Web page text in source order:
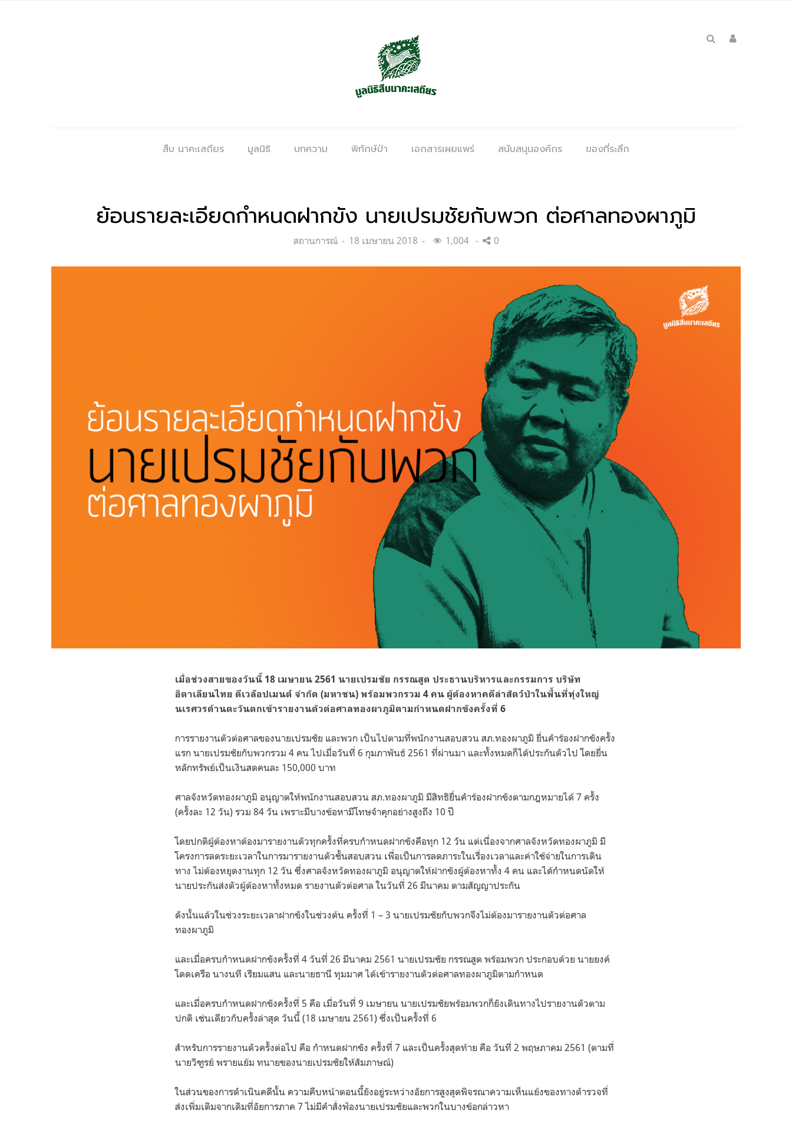
สืบ นาคะเสถียร มูลนิธิ บทความ พิทักษ์ป่า เอกสารเผยแพร่ สนับสนุนองค์กร ของที่ระลึก
ย้อนรายละเอียดกำหนดฝากขัง นายเปรมชัยกับพวก ต่อศาลทองผาภูมิ
Categories:
สถานการณ์
Posted
18 เมษายน 2018 1,004 0
เมื่อช่วงสายของวันนี้ 18 เมษายน 2561 นายเปรมชัย กรรณสูต ประธานบริหารและกรรมการ บริษัท
อิตาเลียนไทย ดีเวล๊อปเมนต์ จำกัด (มหาชน) พร้อมพวกรวม 4 คน ผู้ต้องหาคดีล่าสัตว์ป่าในพื้นที่ทุ่งใหญ่
นเรศวรด้านตะวันตกเข้ารายงานตัวต่อศาลทองผาภูมิตามกำหนดฝากขังครั้งที่ 6
การรายงานตัวต่อศาลของนายเปรมชัย และพวก เป็นไปตามที่พนักงานสอบสวน สภ.ทองผาภูมิ ยื่นคำร้องฝากขังครั้ง
แรก นายเปรมชัยกับพวกรวม 4 คน ไปเมื่อวันที่ 6 กุมภาพันธ์ 2561 ที่ผ่านมา และทั้งหมดก็ได้ประกันตัวไป โดยยื่น
หลักทรัพย์เป็นเงินสดคนละ 150,000 บาท
ศาลจังหวัดทองผาภูมิ อนุญาตให้พนักงานสอบสวน สภ.ทองผาภูมิ มีสิทธิยื่นคำร้องฝากขังตามกฎหมายได้ 7 ครั้ง
(ครั้งละ 12 วัน) รวม 84 วัน เพราะมีบางข้อหามีโทษจำคุกอย่างสูงถึง 10 ปี
โดยปกติผู้ต้องหาต้องมารายงานตัวทุกครั้งที่ครบกำหนดฝากขังคือทุก 12 วัน แต่เนื่องจากศาลจังหวัดทองผาภูมิ มี
โครงการลดระยะเวลาในการมารายงานตัวชั้นสอบสวน เพื่อเป็นการลดภาระในเรื่องเวลาและค่าใช้จ่ายในการเดิน
ทาง ไม่ต้องหยุดงานทุก 12 วัน ซึ่งศาลจังหวัดทองผาภูมิ อนุญาตให้ฝากขังผู้ต้องหาทั้ง 4 คน และได้กำหนดนัดให้
นายประกันส่งตัวผู้ต้องหาทั้งหมด รายงานตัวต่อศาล ในวันที่ 26 มีนาคม ตามสัญญาประกัน
ดังนั้นแล้วในช่วงระยะเวลาฝากขังในช่วงต้น ครั้งที่ 1 – 3 นายเปรมชัยกับพวกจึงไม่ต้องมารายงานตัวต่อศาล
ทองผาภูมิ
และเมื่อครบกำหนดฝากขังครั้งที่ 4 วันที่ 26 มีนาคม 2561 นายเปรมชัย กรรณสูต พร้อมพวก ประกอบด้วย นายยงค์
โดดเครือ นางนที เรียมแสน และนายธานี ทุมมาศ ได้เข้ารายงานตัวต่อศาลทองผาภูมิตามกำหนด
และเมื่อครบกำหนดฝากขังครั้งที่ 5 คือ เมื่อวันที่ 9 เมษายน นายเปรมชัยพร้อมพวกก็ยังเดินทางไปรายงานตัวตาม
ปกติ เช่นเดียวกับครั้งล่าสุด วันนี้ (18 เมษายน 2561) ซึ่งเป็นครั้งที่ 6
สำหรับการรายงานตัวครั้งต่อไป คือ กำหนดฝากขัง ครั้งที่ 7 และเป็นครั้งสุดท้าย คือ วันที่ 2 พฤษภาคม 2561 (ตามที่
นายวิฑูรย์ พรายแย้ม ทนายของนายเปรมชัยให้สัมภาษณ์)
ในส่วนของการดำเนินคดีนั้น ความคืบหน้าตอนนี้ยังอยู่ระหว่างอัยการสูงสุดพิจรณาความเห็นแย้งของทางตำรวจที่
ส่งเพิ่มเติมจากเดิมที่อัยการภาค 7 ไม่มีคำสั่งฟ้องนายเปรมชัยและพวกในบางข้อกล่าวหา